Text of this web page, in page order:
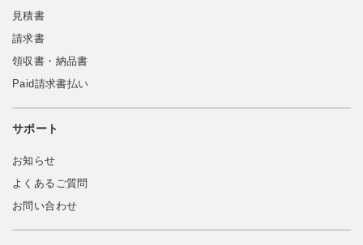
見積書
請求書
領収書・納品書
Paid請求書払い
サポート
お知らせ
よくあるご質問
お問い合わせ